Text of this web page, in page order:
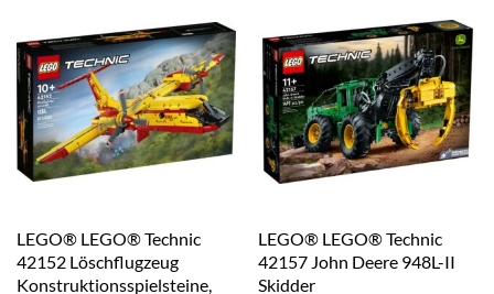
LEGO® LEGO® Technic
42152 Löschflugzeug
Konstruktionsspielsteine,
LEGO® LEGO® Technic
42157 John Deere 948L-II
Skidder